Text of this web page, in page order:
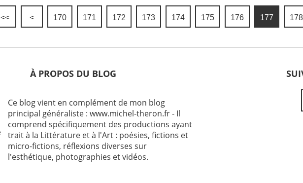
<< < 100
110
120
130
140
150
160
170 171 172 173 174 175 176 177 178
À PROPOS DU BLOG
Ce blog vient en complément de mon blog
principal généraliste : www.michel-theron.fr - Il
comprend spécifiquement des productions ayant
trait à la Littérature et à l'Art : poésies, fictions et
micro-fictions, réflexions diverses sur
l'esthétique, photographies et vidéos.